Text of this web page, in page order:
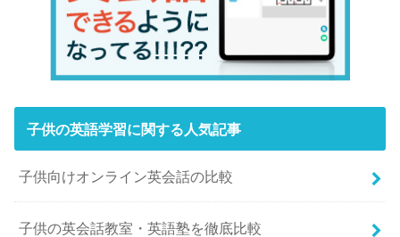
子供の英語学習に関する人気記事
子供向けオンライン英会話の比較
子供の英会話教室・英語塾を徹底比較